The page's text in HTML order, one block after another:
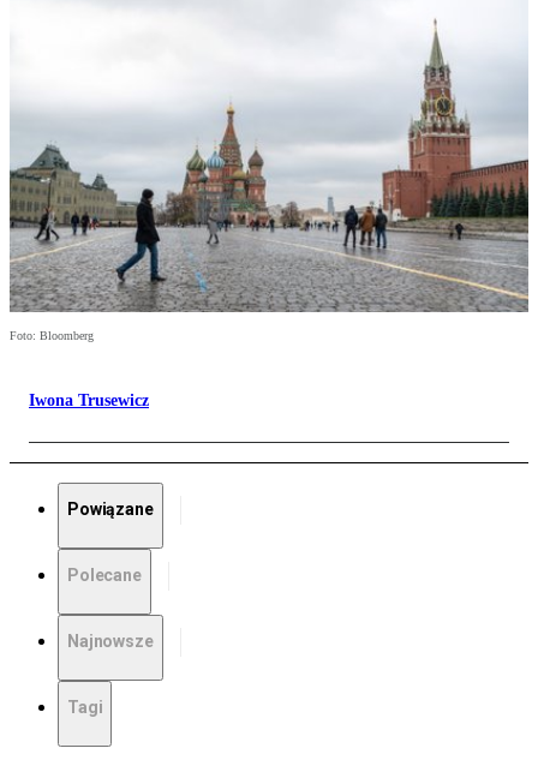
Foto: Bloomberg
Iwona Trusewicz
Powiązane
Polecane
Najnowsze
Tagi